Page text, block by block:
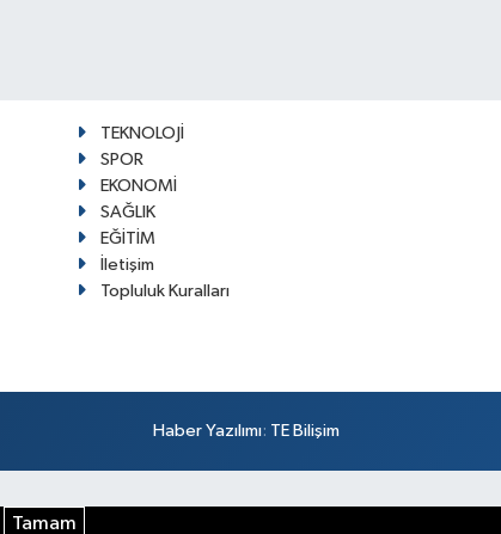
TEKNOLOJİ
SPOR
EKONOMİ
SAĞLIK
EĞİTİM
İletişim
Topluluk Kuralları
Haber Yazılımı: TE Bilişim
Tamam